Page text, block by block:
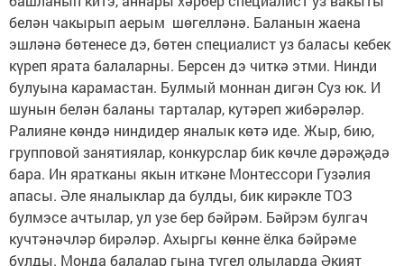
белән чакырып аерым шөгелләнә. Баланын жаена
эшләнә бөтенесе дэ, бөтен специалист уз баласы кебек
күреп ярата балаларны. Берсен дэ читкә этми. Нинди
булуына карамастан. Булмый моннан дигән Суз юк. И
шунын белән баланы тарталар, кутәреп жибәрәләр.
Ралияне көндә ниндидер яналык көтә иде. Жыр, бию,
групповой занятиялар, конкурслар бик көчле дәрәҗәдә
бара. Ин яратканы якын иткәне Монтессори Гузәлия
апасы. Әле яналыклар да булды, бик кирәкле ТОЗ
булмэсе ачтылар, ул узе бер бәйрәм. Бәйрэм булгач
кучтәнәчләр бирәләр. Ахыргы көнне ёлка бәйрәме
булды. Монда балалар гына тугел олыларда Әкият